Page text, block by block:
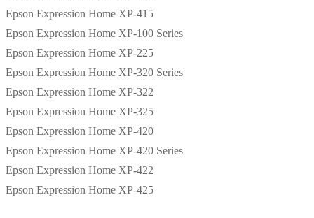
Epson Expression Home XP-415
Epson Expression Home XP-100 Series
Epson Expression Home XP-225
Epson Expression Home XP-320 Series
Epson Expression Home XP-322
Epson Expression Home XP-325
Epson Expression Home XP-420
Epson Expression Home XP-420 Series
Epson Expression Home XP-422
Epson Expression Home XP-425